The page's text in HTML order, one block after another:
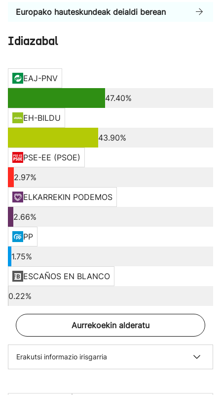
Europako hauteskundeak deialdi berean
Idiazabal
EAJ-PNV
47.40%
EH-BILDU
43.90%
PSE-EE (PSOE)
2.97%
ELKARREKIN PODEMOS
2.66%
PP
1.75%
ESCAÑOS EN BLANCO
0.22%
Aurrekoekin alderatu
Erakutsi informazio irisgarria